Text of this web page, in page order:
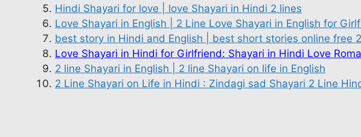
Hindi Shayari for love | love Shayari in Hindi 2 lines
Love Shayari in English | 2 Line Love Shayari in English for
best story in Hindi and English | best short stories online free
Love Shayari in Hindi for Girlfriend: Shayari in Hindi Love
2 line Shayari in English | 2 line Shayari on life in English
2 Line Shayari on Life in Hindi : Zindagi sad Shayari 2 Line